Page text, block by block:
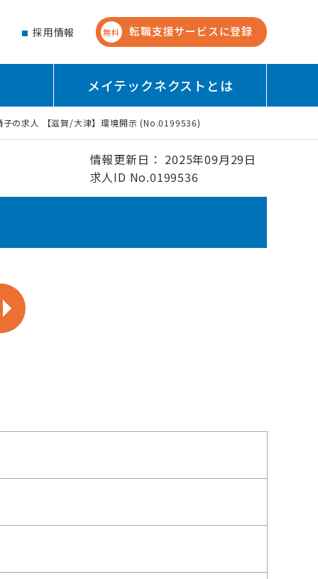
採用情報 無料 転職支援サービスに登録
メイテックネクストとは
子の求人 【滋賀/大津】環境開示 (No.0199536)
情報更新日： 2025年09月29日
求人ID No.0199536